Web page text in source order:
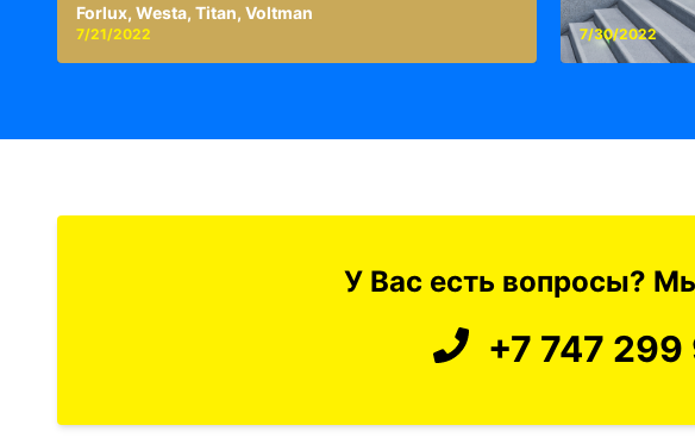
Forlux, Westa, Titan, Voltman
7/21/2022 7/30/2022
У Вас есть вопросы?
+7 747